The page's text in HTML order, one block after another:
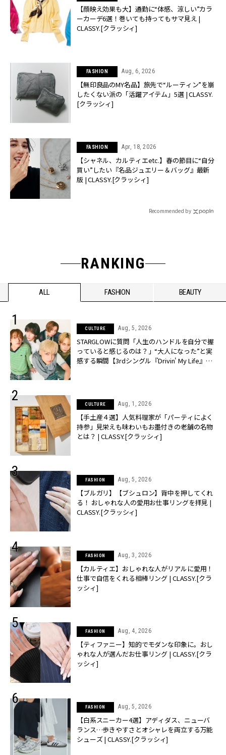
【顔映え効果も大】通勤に“体感、涼しい”カラ
ーカーデ6選！巻いても持ってもサマ見え |
CLASSY.[クラッシィ]
FASHION Aug, 6, 2026
【無印良品のMY名品】旅先で“ルーティン”を崩
したくない派の「活躍アイテム」5選 | CLASSY.
[クラッシィ]
FASHION Apr, 18, 2026
【シャネル、カルティエetc.】春の節目に“自分
買い”したい『名品ジュエリー＆バッグ』最新
版 | CLASSY.[クラッシィ]
Recommended by
RANKING
ALL FASHION BEAUTY
CULTURE Aug, 5, 2026
STARGLOWに質問「人生のハンドルを自分で握
っていると感じるのは？」“大️人になった”と実
感する瞬間【3rdシングル『Drivin' My Life』発
CULTURE Aug, 1, 2026
【手土産４選】人気料理家が「パーティによく
持参」見栄えも味わいもお墨付きの老舗の名物
とは？ | CLASSY.[クラッシィ]
FASHION Aug, 5, 2026
【ブルガリ】【ブシュロン】背中を押してくれ
る！ おしゃれな人の愛用お仕事リングを拝見 |
CLASSY.[クラッシィ]
FASHION Aug, 3, 2026
【カルティエ】おしゃれな人がリアルに愛用！
仕事で自信をくれる相棒リング | CLASSY.[クラ
ッシィ]
FASHION Aug, 4, 2026
【ティファニー】知的でモダンな印象に。おし
ゃれな人が選んだお仕事リング | CLASSY.[クラ
ッシィ]
FASHION Aug, 5, 2026
【白系スニーカー4選】アディダス、ニューバ
ランス…歩きやすさとオシャレを両立する万能
シューズ | CLASSY.[クラッシィ]